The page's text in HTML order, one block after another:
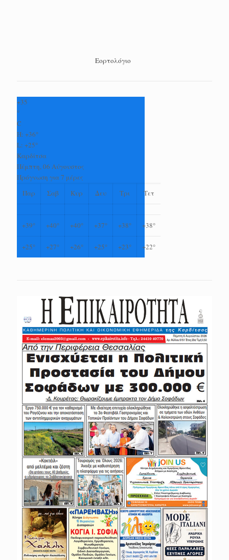
Εορτολόγιο
+35
°
C
H: +36°
L: +25°
Καρδίτσα
Πέμπτη, 06 Αύγουστος
Πρόγνωση για 7 μέρες
Παρ
Σαβ Κυρ Δευ Τρι Τετ
+39° +40° +40° +37° +38° +38°
+25° +27° +26° +25° +23° +22°